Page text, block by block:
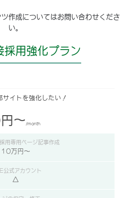
作成についてはお問い合わせくださ
い。
採用強化プラン
サイトを強化したい！
〜 /month
10万円〜
△